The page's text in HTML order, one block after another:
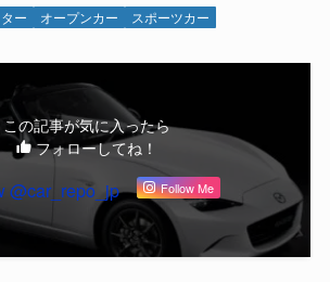
ー オープンカー スポーツカー
この記事が気に入ったら
フォローしてね！
@car_repo_jp Follow Me